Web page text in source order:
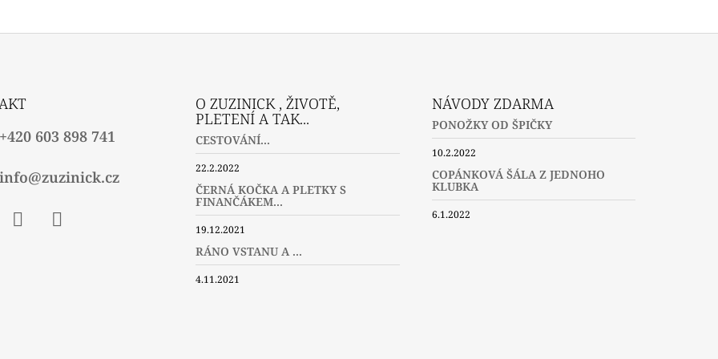
+420 603 898 741
info@zuzinick.cz
O ZUZINICK , ŽIVOTĚ,
PLETENÍ A TAK...
CESTOVÁNÍ...
22.2.2022
ČERNÁ KOČKA A PLETKY S
FINANČÁKEM...
19.12.2021
RÁNO VSTANU A ...
4.11.2021
NÁVODY ZDARMA
PONOŽKY OD ŠPIČKY
10.2.2022
COPÁNKOVÁ ŠÁLA Z JEDNOHO
KLUBKA
6.1.2022